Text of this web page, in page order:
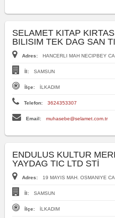
SELAMET KITAP
BILISIM TEK DAG SAN
Adres: HANCERLI MAH NECIPBEY
İl: SAMSUN
İlçe: İLKADIM
Telefon: 3624353307
Email: muhasebe@selamet.com.tr
ENDULUS KULTUR
YAYDAG TIC LTD STİ
Adres: 19 MAYIS MAH. OSMANIYE
İl: SAMSUN
İlçe: İLKADIM